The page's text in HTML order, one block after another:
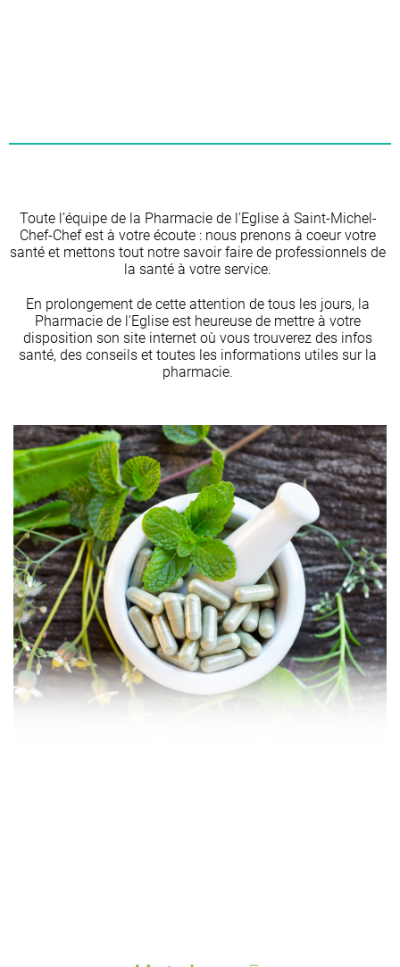
Toute l’équipe de la Pharmacie de l'Eglise à Saint-Michel-
Chef-Chef est à votre écoute : nous prenons à coeur votre
santé et mettons tout notre savoir faire de professionnels de
la santé à votre service.
En prolongement de cette attention de tous les jours, la
Pharmacie de l'Eglise est heureuse de mettre à votre
disposition son site internet où vous trouverez des infos
santé, des conseils et toutes les informations utiles sur la
pharmacie.